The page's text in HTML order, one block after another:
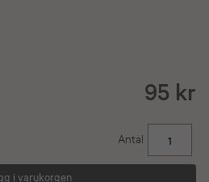
95 kr
Antal